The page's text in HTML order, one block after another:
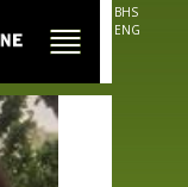
BHS
ENG